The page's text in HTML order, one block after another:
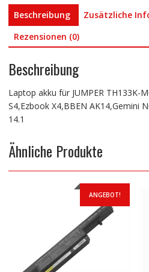
Beschreibung
Zusätzliche
Rezensionen (0)
Beschreibung
Laptop akku für JUMPER TH133K-
S4,Ezbook X4,BBEN AK14,Gemini
14.1
Ähnliche Produkte
ANGEBOT!